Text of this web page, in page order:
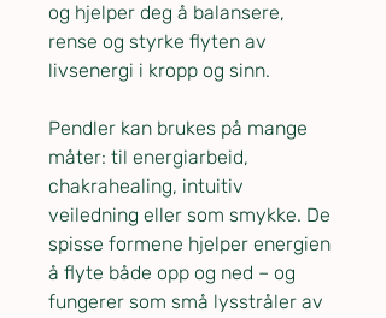
og hjelper deg å balansere,
rense og styrke flyten av
livsenergi i kropp og sinn.
Pendler kan brukes på mange
måter: til energiarbeid,
chakrahealing, intuitiv
veiledning eller som smykke. De
spisse formene hjelper energien
å flyte både opp og ned – og
fungerer som små lysstråler av